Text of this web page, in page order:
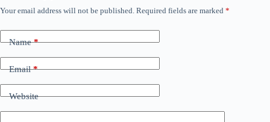
Your email address will not be published. Required fields are marked *
Name*
Email*
Website